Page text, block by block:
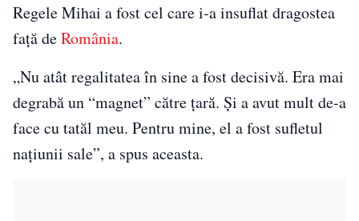
Regele Mihai a fost cel care i-a insuflat dragostea
față deRomânia.
„Nu atât regalitatea în sine a fost decisivă. Era mai
degrabă un “magnet” către țară. Și a avut mult de-a
face cu tatăl meu. Pentru mine, el a fost sufletul
națiunii sale”, a spus aceasta.